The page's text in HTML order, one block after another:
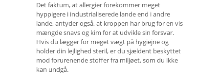
Det faktum, at allergier forekommer meget
hyppigere i industrialiserede lande end i andre
lande, antyder også, at kroppen har brug for en vis
mængde snavs og kim for at udvikle sin forsvar.
Hvis du lægger for meget vægt på hygiejne og
holder din lejlighed steril, er du sjældent beskyttet
mod forurenende stoffer fra miljøet, som du ikke
kan undgå.